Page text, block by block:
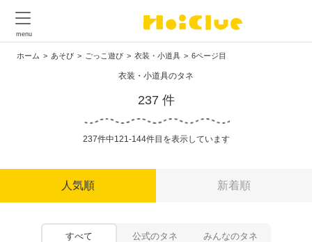
ホーム あそび ごっこ遊び 衣装・小道具 6ページ目
衣装・小道具のタネ
237 件
237件中121-144件目を表示しています
人気順 新着順
すべて 公式のタネ みんなのタネ